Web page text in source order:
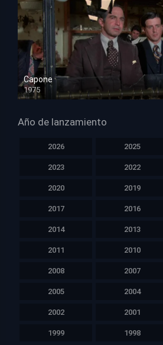
Capone
1975
HD 1080p
Año de lanzamiento
2026 2025
2023 2022
2020 2019
2017 2016
2014 2013
2011 2010
2008 2007
2005 2004
2002 2001
1999 1998